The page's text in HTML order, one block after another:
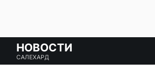
НОВОСТИ
САЛЕХАРД